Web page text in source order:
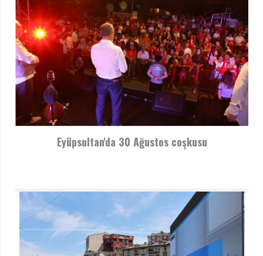
Eyüpsultan'da 30 Ağustos coşkusu